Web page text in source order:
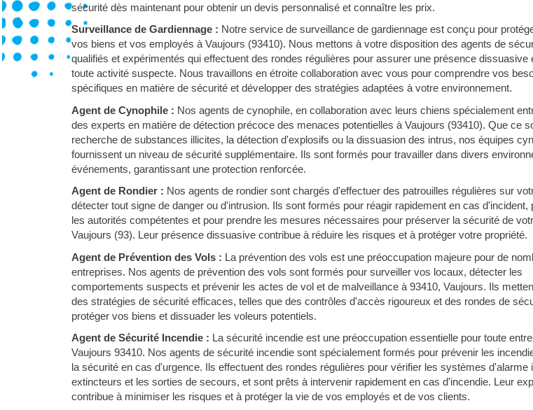
sécurité dès maintenant pour obtenir un devis personnalisé et connaître les prix.
Surveillance de Gardiennage : Notre service de surveillance de gardiennage est conçu pour
vos biens et vos employés à Vaujours (93410). Nous mettons à votre disposition des agents de
qualifiés et expérimentés qui effectuent des rondes régulières pour assurer une présence dissuasive
toute activité suspecte. Nous travaillons en étroite collaboration avec vous pour comprendre vos
spécifiques en matière de sécurité et développer des stratégies adaptées à votre environnement.
Agent de Cynophile : Nos agents de cynophile, en collaboration avec leurs chiens spécialement
des experts en matière de détection précoce des menaces potentielles à Vaujours (93410). Que ce
recherche de substances illicites, la détection d'explosifs ou la dissuasion des intrus, nos équipes
fournissent un niveau de sécurité supplémentaire. Ils sont formés pour travailler dans divers
événements, garantissant une protection renforcée.
Agent de Rondier : Nos agents de rondier sont chargés d'effectuer des patrouilles régulières sur
détecter tout signe de danger ou d'intrusion. Ils sont formés pour réagir rapidement en cas d'incident,
les autorités compétentes et pour prendre les mesures nécessaires pour préserver la sécurité de
Vaujours (93). Leur présence dissuasive contribue à réduire les risques et à protéger votre propriété.
Agent de Prévention des Vols : La prévention des vols est une préoccupation majeure pour de
entreprises. Nos agents de prévention des vols sont formés pour surveiller vos locaux, détecter les
comportements suspects et prévenir les actes de vol et de malveillance à 93410, Vaujours. Ils
des stratégies de sécurité efficaces, telles que des contrôles d'accès rigoureux et des rondes de
protéger vos biens et dissuader les voleurs potentiels.
Agent de Sécurité Incendie : La sécurité incendie est une préoccupation essentielle pour toute
Vaujours 93410. Nos agents de sécurité incendie sont spécialement formés pour prévenir les
la sécurité en cas d'urgence. Ils effectuent des rondes régulières pour vérifier les systèmes d'alarme
extincteurs et les sorties de secours, et sont prêts à intervenir rapidement en cas d'incendie. Leur
contribue à minimiser les risques et à protéger la vie de vos employés et de vos clients.